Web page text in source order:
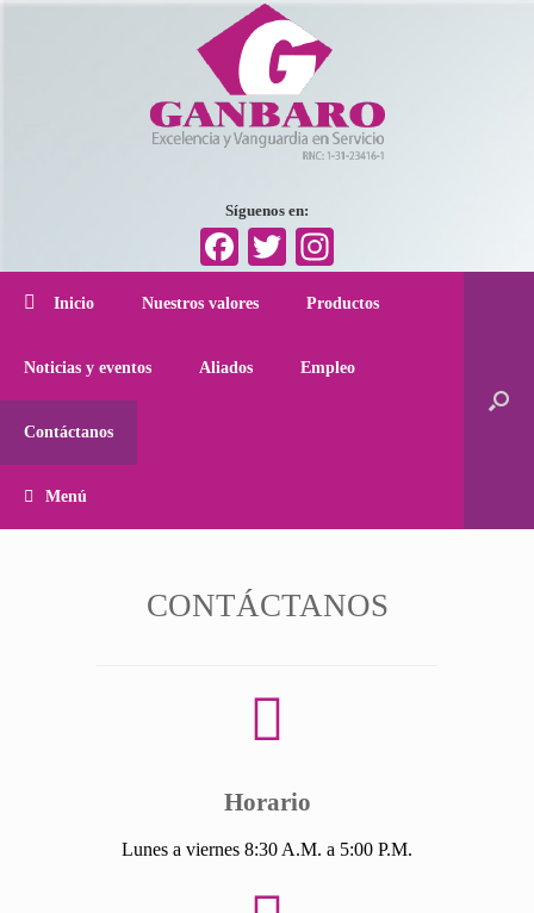
Síguenos en:
Facebook
Twitter
Inicio Nuestros valores Productos
Noticias y eventos Aliados Empleo
Contáctanos
Menú
CONTÁCTANOS
Horario
Lunes a viernes 8:30 A.M. a 5:00 P.M.